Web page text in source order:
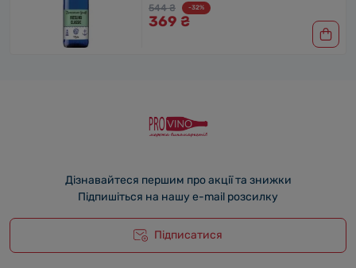
544 ₴ -32%
369 ₴
Дізнавайтеся першим про акції та знижки
Підпишіться на нашу e-mail розсилку
Підписатися